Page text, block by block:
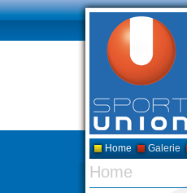
Home Galerie
Home